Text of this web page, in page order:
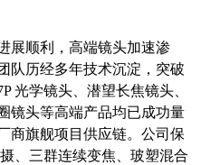
展顺利，高端镜头加速渗
队历经多年技术沉淀，突破
光学镜头、潜望长焦镜头、
镜头等高端产品均已成功量
商旗舰项目供应链。公司保
、三群连续变焦、玻塑混合